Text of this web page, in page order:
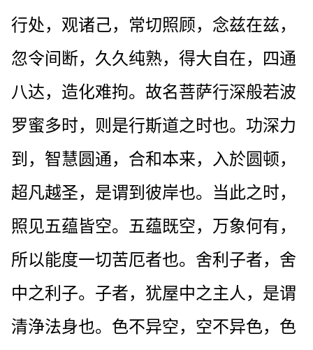
行处，观诸己，常切照顾，念兹在兹，
忽令间断，久久纯熟，得大自在，四通
八达，造化难拘。故名菩萨行深般若波
罗蜜多时，则是行斯道之时也。功深力
到，智慧圆通，合和本来，入於圆顿，
超凡越圣，是谓到彼岸也。当此之时，
照见五蕴皆空。五蕴既空，万象何有，
所以能度一切苦厄者也。舍利子者，舍
中之利子。子者，犹屋中之主人，是谓
清浄法身也。色不异空，空不异色，色